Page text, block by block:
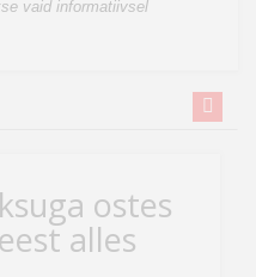
vaid informatiivsel
ostes
alles